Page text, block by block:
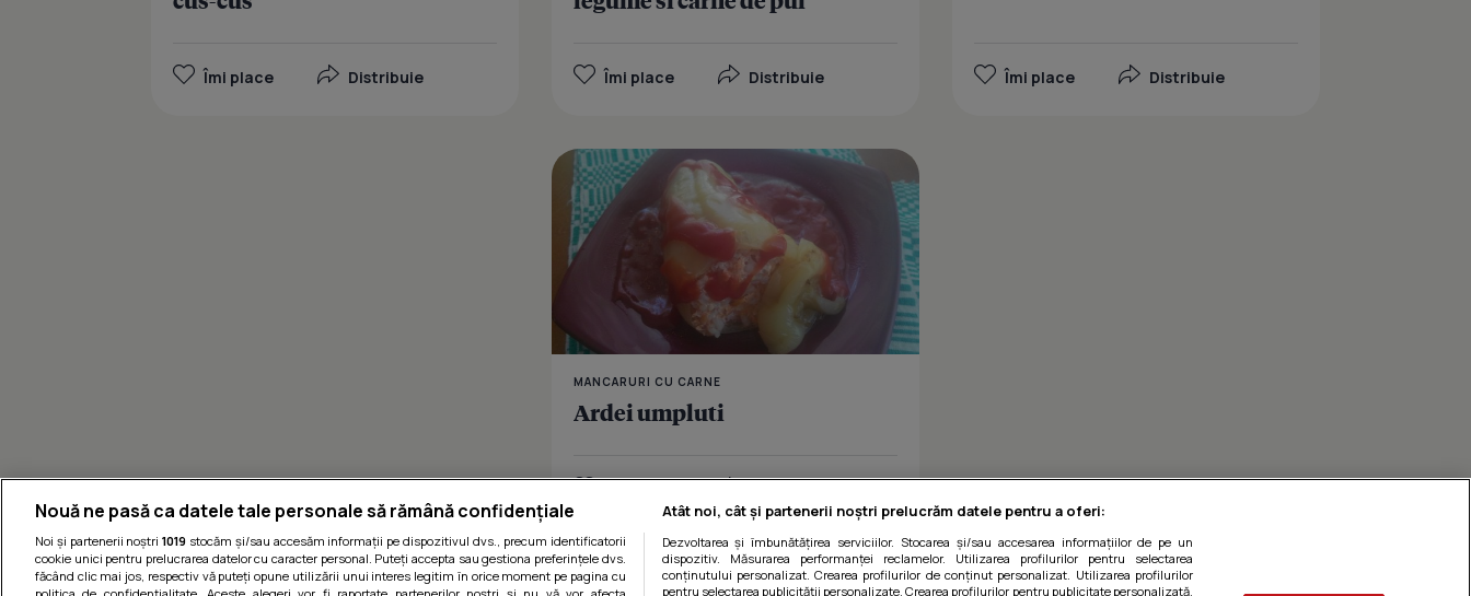
Îmi place Distribuie Îmi place Distribuie Îmi place Distribuie
MANCARURI CU CARNE
Ardei umpluti
Nouă ne pasă ca datele tale personale să rămână confidențiale
Noi și partenerii noștri1019 stocăm și/sau accesăm informații pe dispozitivul dvs., precum identificatorii
cookie unici pentru prelucrarea datelor cu caracter personal. Puteți accepta sau gestiona preferințele dvs.
făcând clic mai jos, respectiv vă puteți opune utilizării unui interes legitim în orice moment pe pagina cu
Atât noi, cât și partenerii noștri prelucrăm datele pentru a oferi:
Dezvoltarea și îmbunătățirea serviciilor. Stocarea și/sau accesarea informațiilor de pe un
dispozitiv. Măsurarea performanței reclamelor. Utilizarea profilurilor pentru selectarea
conținutului personalizat. Crearea profilurilor de conținut personalizat. Utilizarea profilurilor
pentru selectarea publicității personalizate. Crearea profilurilor pentru publicitate personalizată.